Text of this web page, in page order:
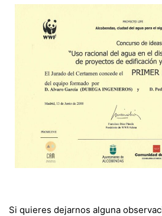
Si quieres dejarnos alguna